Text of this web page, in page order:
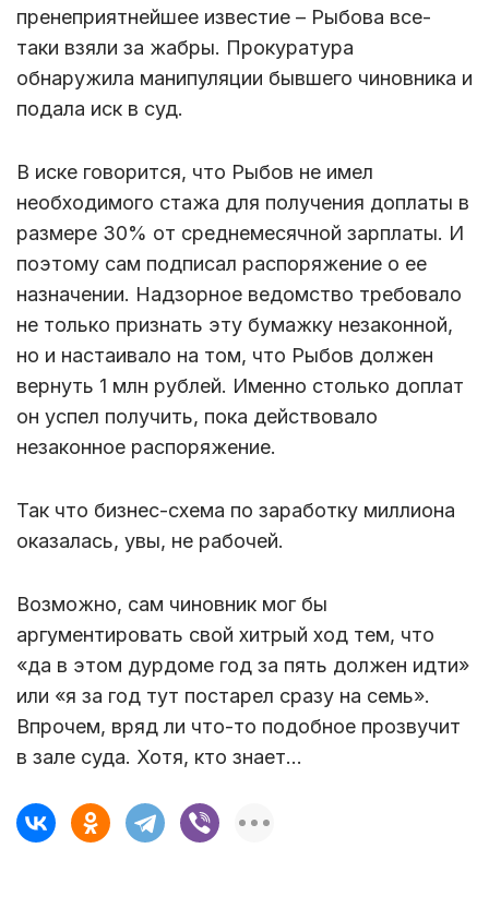
пренеприятнейшее известие – Рыбова все-
таки взяли за жабры. Прокуратура
обнаружила манипуляции бывшего чиновника и
подала иск в суд.
В иске говорится, что Рыбов не имел
необходимого стажа для получения доплаты в
размере 30% от среднемесячной зарплаты. И
поэтому сам подписал распоряжение о ее
назначении. Надзорное ведомство требовало
не только признать эту бумажку незаконной,
но и настаивало на том, что Рыбов должен
вернуть 1 млн рублей. Именно столько доплат
он успел получить, пока действовало
незаконное распоряжение.
Так что бизнес-схема по заработку миллиона
оказалась, увы, не рабочей.
Возможно, сам чиновник мог бы
аргументировать свой хитрый ход тем, что
«да в этом дурдоме год за пять должен идти»
или «я за год тут постарел сразу на семь».
Впрочем, вряд ли что-то подобное прозвучит
в зале суда. Хотя, кто знает…